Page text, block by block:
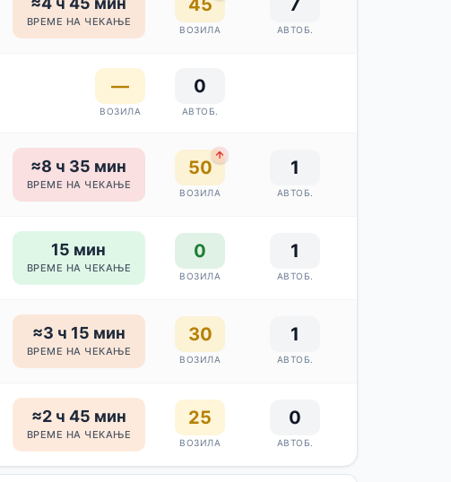
ВРЕМЕ НА ЧЕКАЊЕ
ВОЗИЛА АВТОБ.
—
ВОЗИЛА
0
АВТОБ.
≈8 ч 35 мин
ВРЕМЕ НА ЧЕКАЊЕ
50
ВОЗИЛА
1
АВТОБ.
15 мин
ВРЕМЕ НА ЧЕКАЊЕ
0
ВОЗИЛА
1
АВТОБ.
≈3 ч 15 мин
ВРЕМЕ НА ЧЕКАЊЕ
30
ВОЗИЛА
1
АВТОБ.
≈2 ч 45 мин
ВРЕМЕ НА ЧЕКАЊЕ
25
ВОЗИЛА
0
АВТОБ.